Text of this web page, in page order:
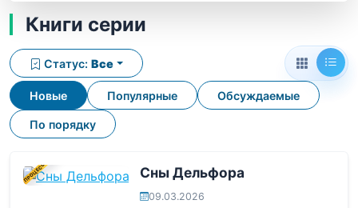
Книги серии
Новые Популярные Обсуждаемые
По порядку
Статус: Все
В ПРОЦЕССЕ Сны Дельфора
09.03.2026